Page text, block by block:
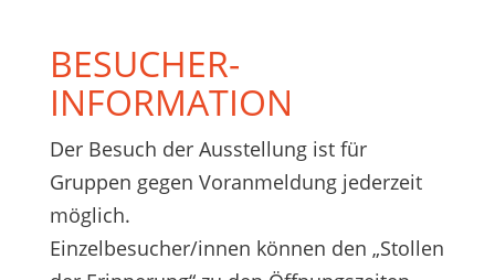
BESUCHER-
INFORMATION
Der Besuch der Ausstellung ist für
Gruppen gegen Voranmeldung jederzeit
möglich.
Einzelbesucher/innen können den „Stollen